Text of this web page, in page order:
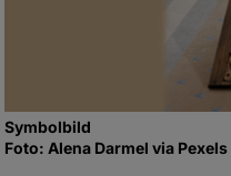
Symbolbild
Foto: Alena Darmel via Pexels